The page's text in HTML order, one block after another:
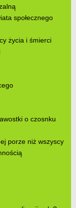
społecznego
życia i śmierci
o czosnku
porze niż wszyscy